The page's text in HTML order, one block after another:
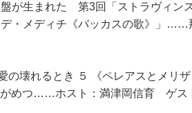
が生まれた 第3回「ストラヴィン
・メディチ《バッカスの歌》」……
壊れるとき ５ 《ペレアスとメリ
めつ……ホスト：満津岡信育 ゲス